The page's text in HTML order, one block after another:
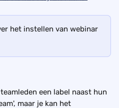
het instellen van webinar
een label naast hun
maar je kan het